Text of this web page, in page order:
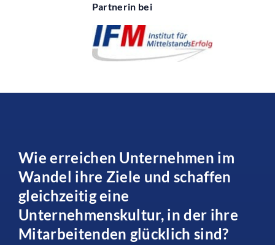
Partnerin bei
Wie erreichen Unternehmen im
Wandel ihre Ziele und schaffen
gleichzeitig eine
Unternehmenskultur, in der ihre
Mitarbeitenden glücklich sind?